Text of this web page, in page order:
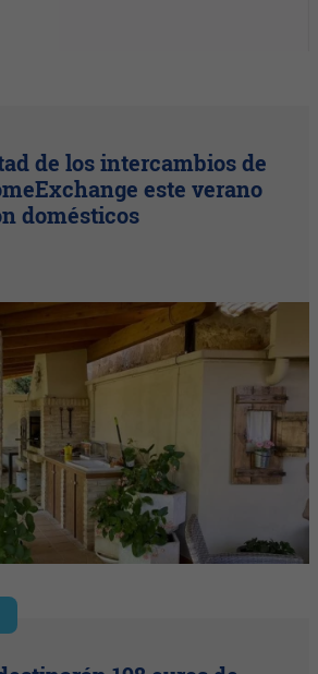
de los intercambios de
este verano
domésticos